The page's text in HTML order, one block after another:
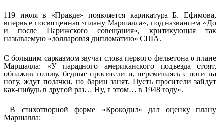
119 июля в «Правде» появляется карикатура Б. Ефимова,
впервые посвященная «плану Маршалла», под названием «До
и после Парижского совещания», критикующая так
называемую «долларовая дипломатию» США.
С большим сарказмом звучат слова первого фельетона о плане
Маршалла: «У парадного американского подъезда стоят,
обнажив голову, бедные просители и, переминаясь с ноги на
ногу, ждут подачки, но барин занят. Пусть просители зайдут
как-нибудь в другой раз… Ну, в этом… в 1948 году».
В стихотворной форме «Крокодил» дал оценку плану
Маршалла: